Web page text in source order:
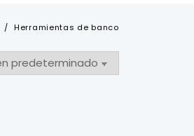
Herramientas de banco